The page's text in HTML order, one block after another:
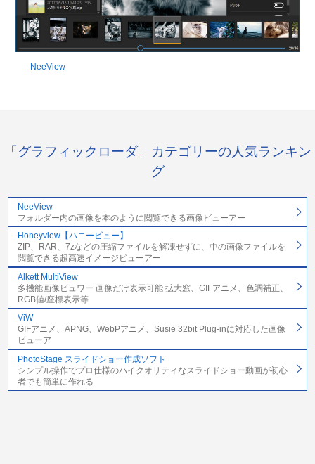
NeeView
「グラフィックローダ」カテゴリーの人気ランキン
グ
NeeView
フォルダー内の画像を本のように閲覧できる画像ビューアー
Honeyview【ハニービュー】
ZIP、RAR、7zなどの圧縮ファイルを解凍せずに、中の画像ファイルを
閲覧できる超高速イメージビューアー
Alkett MultiView
多機能画像ビュワー 画像だけ表示可能 拡大窓、GIFアニメ、色調補正、
RGB値/座標表示等
ViW
GIFアニメ、APNG、WebPアニメ、Susie 32bit Plug-inに対応した画像
ビューア
PhotoStage スライドショー作成ソフト
シンプル操作でプロ仕様のハイクオリティなスライドショー動画が初心
者でも簡単に作れる